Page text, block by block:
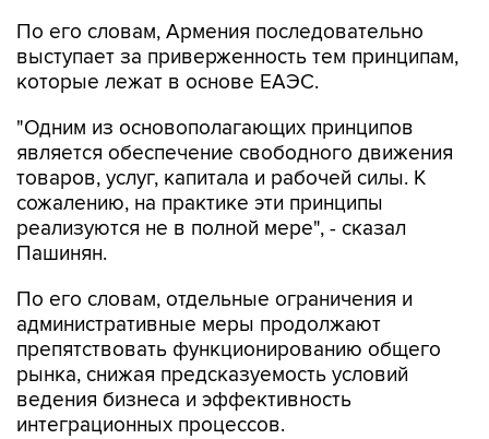
По его словам, Армения последовательно
выступает за приверженность тем принципам,
которые лежат в основе ЕАЭС.
"Одним из основополагающих принципов
является обеспечение свободного движения
товаров, услуг, капитала и рабочей силы. К
сожалению, на практике эти принципы
реализуются не в полной мере", - сказал
Пашинян.
По его словам, отдельные ограничения и
административные меры продолжают
препятствовать функционированию общего
рынка, снижая предсказуемость условий
ведения бизнеса и эффективность
интеграционных процессов.